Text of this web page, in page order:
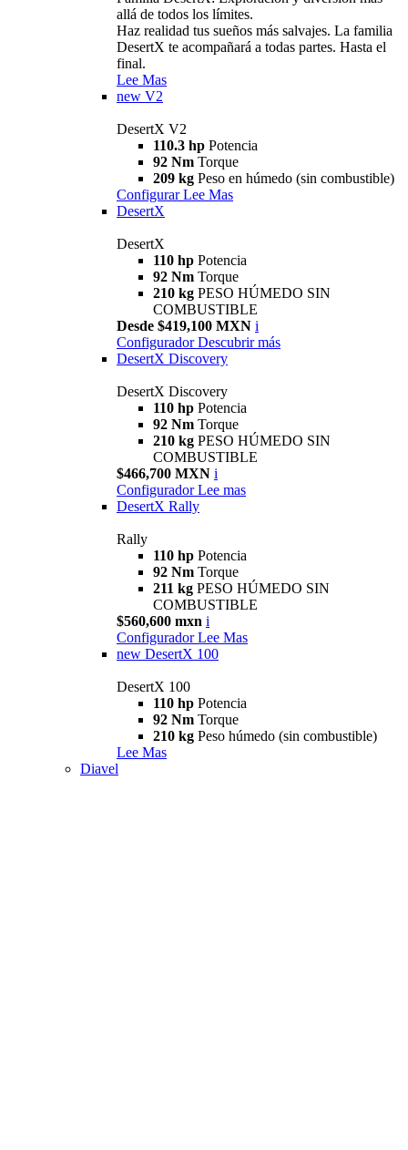
allá de todos los límites.
Haz realidad tus sueños más salvajes. La familia
DesertX te acompañará a todas partes. Hasta el
final.
Lee Mas
new V2
DesertX V2
110.3 hp Potencia
92 Nm Torque
209 kg Peso en húmedo (sin combustible)
Configurar Lee Mas
DesertX
DesertX
110 hp Potencia
92 Nm Torque
210 kg PESO HÚMEDO SIN
COMBUSTIBLE
Desde $419,100 MXN i
Configurador Descubrir más
DesertX Discovery
DesertX Discovery
110 hp Potencia
92 Nm Torque
210 kg PESO HÚMEDO SIN
COMBUSTIBLE
$466,700 MXN i
Configurador Lee mas
DesertX Rally
Rally
110 hp Potencia
92 Nm Torque
211 kg PESO HÚMEDO SIN
COMBUSTIBLE
$560,600 mxn i
Configurador Lee Mas
new DesertX 100
DesertX 100
110 hp Potencia
92 Nm Torque
210 kg Peso húmedo (sin combustible)
Lee Mas
Diavel